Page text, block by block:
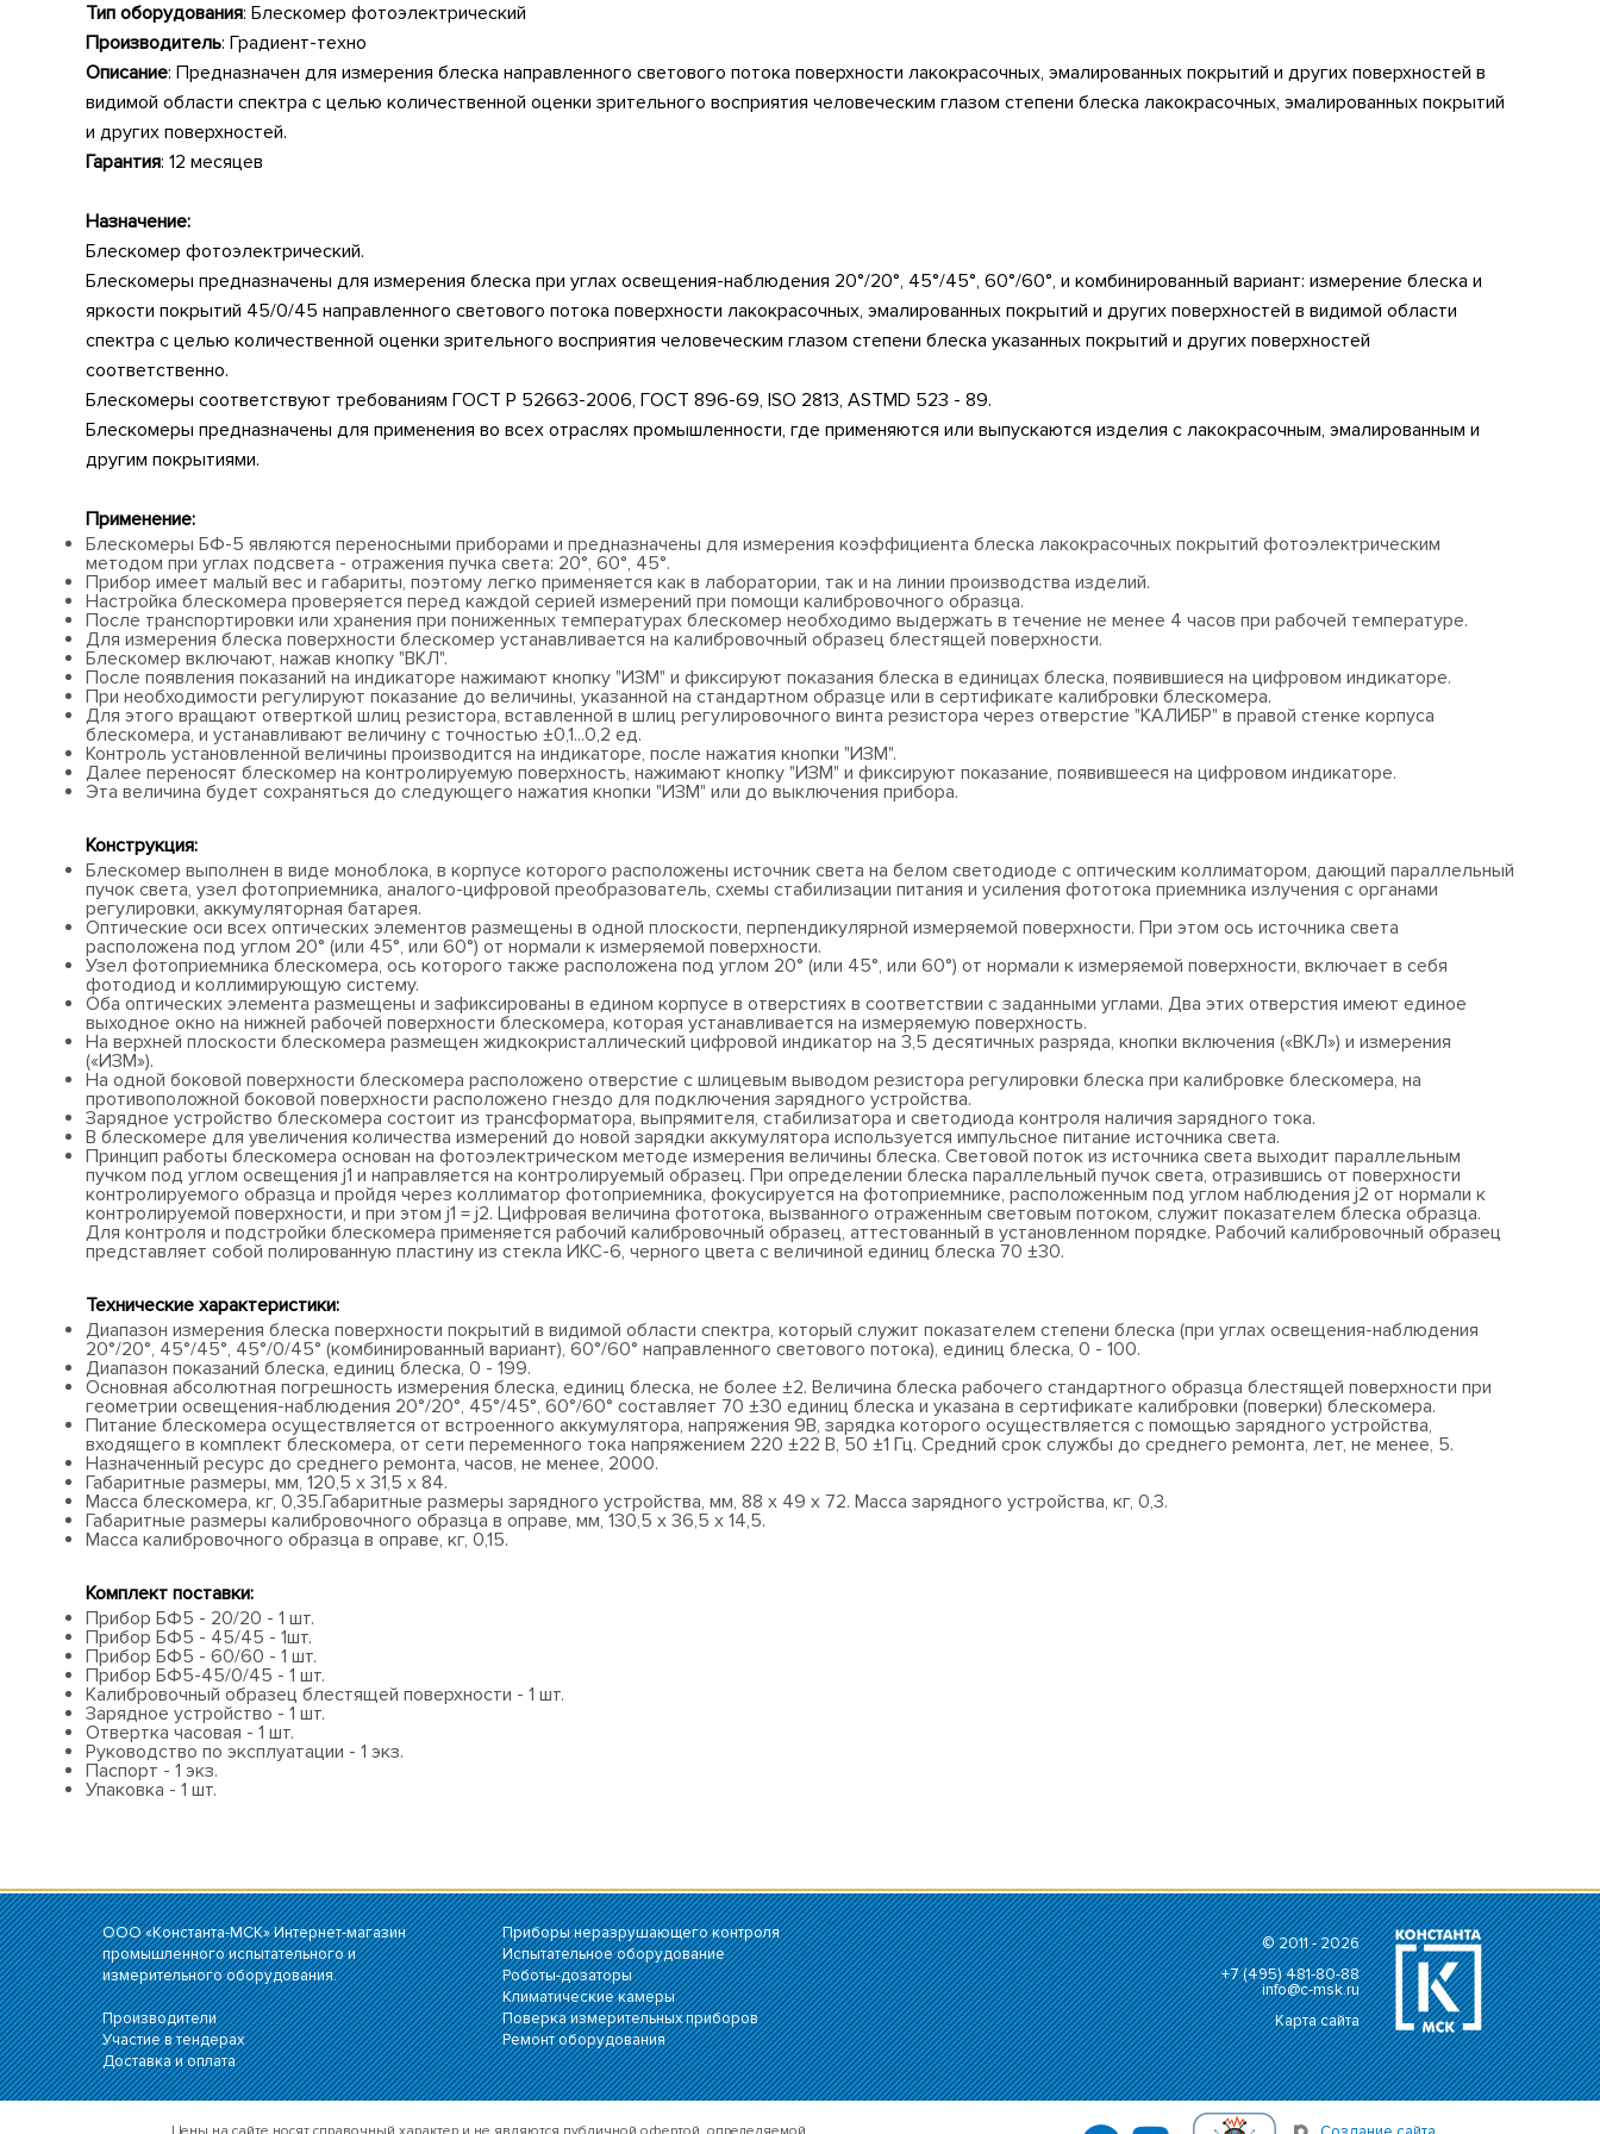
Тип оборудования: Блескомер фотоэлектрический
Производитель: Градиент-техно
Описание: Предназначен для измерения блеска направленного светового потока поверхности лакокрасочных, эмалированных покрытий и других поверхностей в
видимой области спектра с целью количественной оценки зрительного восприятия человеческим глазом степени блеска лакокрасочных, эмалированных покрытий
и других поверхностей.
Гарантия: 12 месяцев
Назначение:
Блескомер фотоэлектрический.
Блескомеры предназначены для измерения блеска при углах освещения-наблюдения 20°/20°, 45°/45°, 60°/60°, и комбинированный вариант: измерение блеска и
яркости покрытий 45/0/45 направленного светового потока поверхности лакокрасочных, эмалированных покрытий и других поверхностей в видимой области
спектра с целью количественной оценки зрительного восприятия человеческим глазом степени блеска указанных покрытий и других поверхностей
соответственно.
Блескомеры соответствуют требованиям ГОСТ Р 52663-2006, ГОСТ 896-69, ISO 2813, ASTMD 523 - 89.
Блескомеры предназначены для применения во всех отраслях промышленности, где применяются или выпускаются изделия с лакокрасочным, эмалированным и
другим покрытиями.
Применение:
Блескомеры БФ-5 являются переносными приборами и предназначены для измерения коэффициента блеска лакокрасочных покрытий фотоэлектрическим
методом при углах подсвета - отражения пучка света: 20°, 60°, 45°.
Прибор имеет малый вес и габариты, поэтому легко применяется как в лаборатории, так и на линии производства изделий.
Настройка блескомера проверяется перед каждой серией измерений при помощи калибровочного образца.
После транспортировки или хранения при пониженных температурах блескомер необходимо выдержать в течение не менее 4 часов при рабочей температуре.
Для измерения блеска поверхности блескомер устанавливается на калибровочный образец блестящей поверхности.
Блескомер включают, нажав кнопку "ВКЛ".
После появления показаний на индикаторе нажимают кнопку "ИЗМ" и фиксируют показания блеска в единицах блеска, появившиеся на цифровом индикаторе.
При необходимости регулируют показание до величины, указанной на стандартном образце или в сертификате калибровки блескомера.
Для этого вращают отверткой шлиц резистора, вставленной в шлиц регулировочного винта резистора через отверстие "КАЛИБР" в правой стенке корпуса
блескомера, и устанавливают величину с точностью ±0,1...0,2 ед.
Контроль установленной величины производится на индикаторе, после нажатия кнопки "ИЗМ".
Далее переносят блескомер на контролируемую поверхность, нажимают кнопку "ИЗМ" и фиксируют показание, появившееся на цифровом индикаторе.
Эта величина будет сохраняться до следующего нажатия кнопки "ИЗМ" или до выключения прибора.
Конструкция:
Блескомер выполнен в виде моноблока, в корпусе которого расположены источник света на белом светодиоде с оптическим коллиматором, дающий параллельный
пучок света, узел фотоприемника, аналого-цифровой преобразователь, схемы стабилизации питания и усиления фототока приемника излучения с органами
регулировки, аккумуляторная батарея.
Оптические оси всех оптических элементов размещены в одной плоскости, перпендикулярной измеряемой поверхности. При этом ось источника света
расположена под углом 20° (или 45°, или 60°) от нормали к измеряемой поверхности.
Узел фотоприемника блескомера, ось которого также расположена под углом 20° (или 45°, или 60°) от нормали к измеряемой поверхности, включает в себя
фотодиод и коллимирующую систему.
Оба оптических элемента размещены и зафиксированы в едином корпусе в отверстиях в соответствии с заданными углами. Два этих отверстия имеют единое
выходное окно на нижней рабочей поверхности блескомера, которая устанавливается на измеряемую поверхность.
На верхней плоскости блескомера размещен жидкокристаллический цифровой индикатор на 3,5 десятичных разряда, кнопки включения («ВКЛ») и измерения
(«ИЗМ»).
На одной боковой поверхности блескомера расположено отверстие с шлицевым выводом резистора регулировки блеска при калибровке блескомера, на
противоположной боковой поверхности расположено гнездо для подключения зарядного устройства.
Зарядное устройство блескомера состоит из трансформатора, выпрямителя, стабилизатора и светодиода контроля наличия зарядного тока.
В блескомере для увеличения количества измерений до новой зарядки аккумулятора используется импульсное питание источника света.
Принцип работы блескомера основан на фотоэлектрическом методе измерения величины блеска. Световой поток из источника света выходит параллельным
пучком под углом освещения j1 и направляется на контролируемый образец. При определении блеска параллельный пучок света, отразившись от поверхности
контролируемого образца и пройдя через коллиматор фотоприемника, фокусируется на фотоприемнике, расположенным под углом наблюдения j2 от нормали к
контролируемой поверхности, и при этом j1 = j2. Цифровая величина фототока, вызванного отраженным световым потоком, служит показателем блеска образца.
Для контроля и подстройки блескомера применяется рабочий калибровочный образец, аттестованный в установленном порядке. Рабочий калибровочный образец
представляет собой полированную пластину из стекла ИКС-6, черного цвета с величиной единиц блеска 70 ±30.
Технические характеристики:
Диапазон измерения блеска поверхности покрытий в видимой области спектра, который служит показателем степени блеска (при углах освещения-наблюдения
20°/20°, 45°/45°, 45°/0/45° (комбинированный вариант), 60°/60° направленного светового потока), единиц блеска, 0 - 100.
Диапазон показаний блеска, единиц блеска, 0 - 199.
Основная абсолютная погрешность измерения блеска, единиц блеска, не более ±2. Величина блеска рабочего стандартного образца блестящей поверхности при
геометрии освещения-наблюдения 20°/20°, 45°/45°, 60°/60° составляет 70 ±30 единиц блеска и указана в сертификате калибровки (поверки) блескомера.
Питание блескомера осуществляется от встроенного аккумулятора, напряжения 9В, зарядка которого осуществляется с помощью зарядного устройства,
входящего в комплект блескомера, от сети переменного тока напряжением 220 ±22 В, 50 ±1 Гц. Средний срок службы до среднего ремонта, лет, не менее, 5.
Назначенный ресурс до среднего ремонта, часов, не менее, 2000.
Габаритные размеры, мм, 120,5 х 31,5 х 84.
Масса блескомера, кг, 0,35.Габаритные размеры зарядного устройства, мм, 88 х 49 х 72. Масса зарядного устройства, кг, 0,3.
Габаритные размеры калибровочного образца в оправе, мм, 130,5 х 36,5 х 14,5.
Масса калибровочного образца в оправе, кг, 0,15.
Комплект поставки:
Прибор БФ5 - 20/20 - 1 шт.
Прибор БФ5 - 45/45 - 1шт.
Прибор БФ5 - 60/60 - 1 шт.
Прибор БФ5-45/0/45 - 1 шт.
Калибровочный образец блестящей поверхности - 1 шт.
Зарядное устройство - 1 шт.
Отвертка часовая - 1 шт.
Руководство по эксплуатации - 1 экз.
Паспорт - 1 экз.
Упаковка - 1 шт.
ООО «Константа-МСК» Интернет-магазин
промышленного испытательного и
измерительного оборудования.
Производители
Участие в тендерах
Доставка и оплата
Приборы неразрушающего контроля
Испытательное оборудование
Роботы-дозаторы
Климатические камеры
Поверка измерительных приборов
Ремонт оборудования
© 2011 - 2026
+7 (495) 481-80-88
info@c-msk.ru
Карта сайта
Цены на сайте носят справочный характер и не являются публичной офертой, определяемой